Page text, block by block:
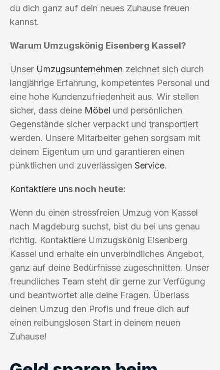
du dich ganz auf dein neues Zuhause freuen
kannst.
Warum Umzugskönig Eisenberg Kassel?
Unser Umzugsunternehmen zeichnet sich durch
langjährige Erfahrung, kompetentes Personal und
eine hohe Kundenzufriedenheit aus. Wir stellen
sicher, dass deine Möbel und persönlichen
Gegenstände sicher verpackt und transportiert
werden. Unsere Mitarbeiter gehen sorgsam mit
deinem Eigentum um und garantieren einen
pünktlichen und zuverlässigen Service.
Kontaktiere uns noch heute:
Wenn du einen stressfreien Umzug von Kassel
nach Magdeburg suchst, bist du bei uns genau
richtig. Kontaktiere Umzugskönig Eisenberg
Kassel und erhalte ein unverbindliches Angebot,
ganz auf deine Bedürfnisse zugeschnitten. Unser
freundliches Team steht dir gerne zur Verfügung
und beantwortet alle deine Fragen. Überlass
deinen Umzug den Profis und freue dich auf
einen reibungslosen Start in deinem neuen
Zuhause!